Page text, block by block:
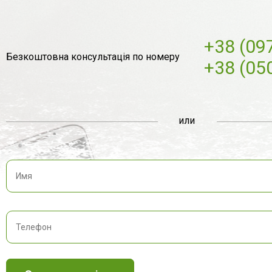
Безкоштовна консультація по номеру
+38
+38
или